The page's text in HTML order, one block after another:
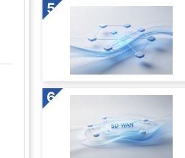
5
6